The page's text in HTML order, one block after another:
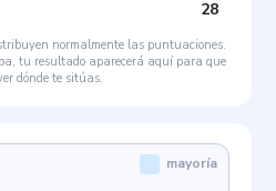
28
normalmente las puntuaciones.
tu resultado aparecerá aquí para que
dónde te sitúas.
mayoría